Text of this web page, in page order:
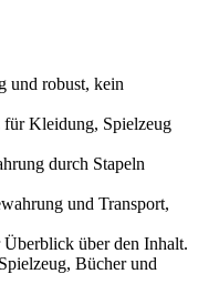
und robust, kein
Kleidung, Spielzeug
durch Stapeln
und Transport,
Überblick über den Inhalt.
Bücher und